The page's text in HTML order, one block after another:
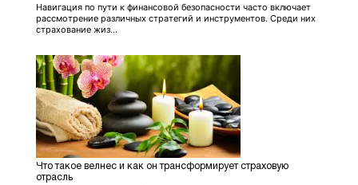
Навигация по пути к финансовой безопасности часто включает
рассмотрение различных стратегий и инструментов. Среди них
страхование жиз...
Что такое велнес и как он трансформирует страховую
отрасль